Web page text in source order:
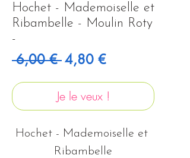
Hochet - Mademoiselle et
Ribambelle - Moulin Roty
-
6,00 € Prix original
4,80 €Prix
Je le veux !
Hochet - Mademoiselle et
Ribambelle